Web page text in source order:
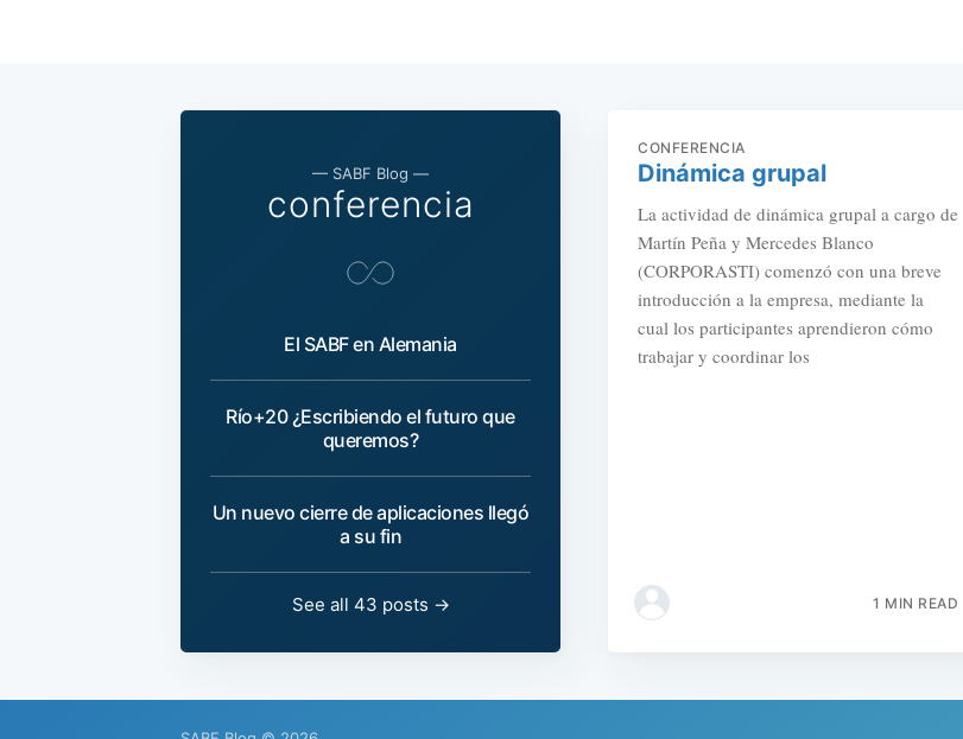
— SABF Blog —
conferencia
El SABF en Alemania
Río+20 ¿Escribiendo el futuro que
queremos?
Un nuevo cierre de aplicaciones llegó
a su fin
See all 43 posts →
CONFERENCIA
Dinámica grupal
La actividad de dinámica grupal a cargo de
Martín Peña y Mercedes Blanco
(CORPORASTI) comenzó con una breve
introducción a la empresa, mediante la
cual los participantes aprendieron cómo
trabajar y coordinar los
1 MIN READ